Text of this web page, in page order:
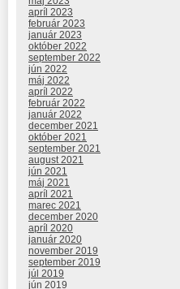
apríl 2023
február 2023
január 2023
október 2022
september 2022
jún 2022
máj 2022
apríl 2022
február 2022
január 2022
december 2021
október 2021
september 2021
august 2021
jún 2021
máj 2021
apríl 2021
marec 2021
december 2020
apríl 2020
január 2020
november 2019
september 2019
júl 2019
jún 2019